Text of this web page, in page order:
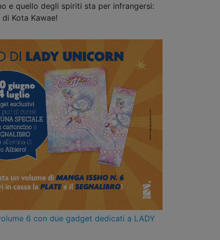
e quello degli spiriti sta per infrangersi:
Kota Kawae!
6 con due gadget dedicati a LADY